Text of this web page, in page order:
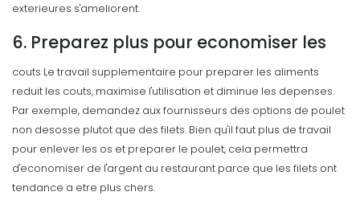
exterieures s'ameliorent.
6. Preparez plus pour economiser les
couts Le travail supplementaire pour preparer les aliments
reduit les couts, maximise l'utilisation et diminue les depenses.
Par exemple, demandez aux fournisseurs des options de poulet
non desosse plutot que des filets. Bien qu'il faut plus de travail
pour enlever les os et preparer le poulet, cela permettra
d'economiser de l'argent au restaurant parce que les filets ont
tendance a etre plus chers.